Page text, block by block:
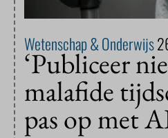
Wetenschap & Onderwijs
‘Publiceer
malafide
pas op met